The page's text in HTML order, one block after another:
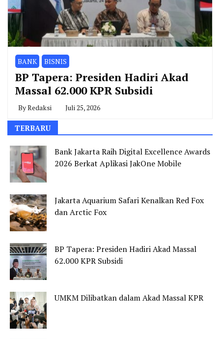
BANK BISNIS
BP Tapera: Presiden Hadiri Akad
Massal 62.000 KPR Subsidi
ByRedaksi Juli 25, 2026
TERBARU
Bank Jakarta Raih Digital Excellence Awards
2026 Berkat Aplikasi JakOne Mobile
Jakarta Aquarium Safari Kenalkan Red Fox
dan Arctic Fox
BP Tapera: Presiden Hadiri Akad Massal
62.000 KPR Subsidi
UMKM Dilibatkan dalam Akad Massal KPR